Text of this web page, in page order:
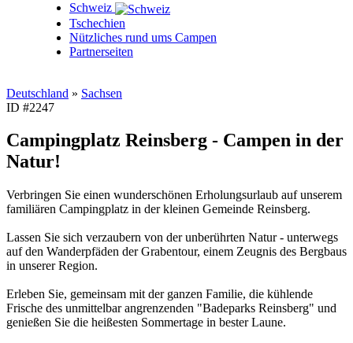
Schweiz
Tschechien
Nützliches rund ums Campen
Partnerseiten
Deutschland » Sachsen
ID #2247
Campingplatz Reinsberg - Campen in der
Natur!
Verbringen Sie einen wunderschönen Erholungsurlaub auf unserem
familiären Campingplatz in der kleinen Gemeinde Reinsberg.
Lassen Sie sich verzaubern von der unberührten Natur - unterwegs
auf den Wanderpfäden der Grabentour, einem Zeugnis des Bergbaus
in unserer Region.
Erleben Sie, gemeinsam mit der ganzen Familie, die kühlende
Frische des unmittelbar angrenzenden "Badeparks Reinsberg" und
genießen Sie die heißesten Sommertage in bester Laune.